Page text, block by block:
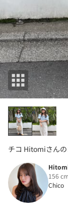
チコ Hitomiさんの
156
Chico